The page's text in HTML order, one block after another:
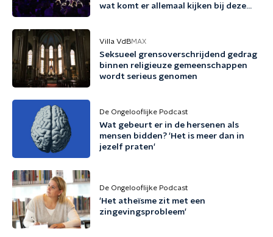
wat komt er allemaal kijken bij deze
Villa VdBMAX
Seksueel grensoverschrijdend gedrag
binnen religieuze gemeenschappen
wordt serieus genomen
De Ongelooflijke Podcast
Wat gebeurt er in de hersenen als
mensen bidden? 'Het is meer dan in
jezelf praten'
De Ongelooflijke Podcast
'Het atheïsme zit met een
zingevingsprobleem'